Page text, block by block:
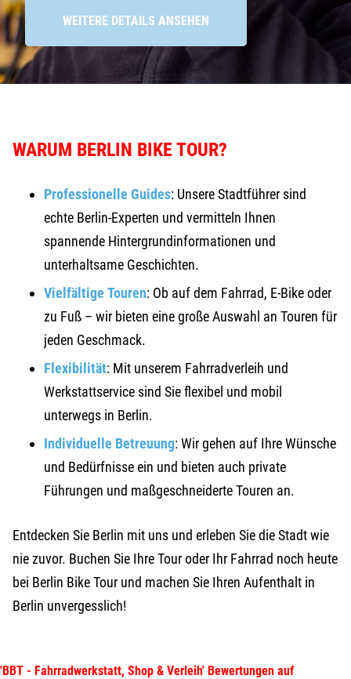
WEITERE DETAILS ANSEHEN
WARUM BERLIN BIKE TOUR?
Professionelle Guides: Unsere Stadtführer sind
echte Berlin-Experten und vermitteln Ihnen
spannende Hintergrundinformationen und
unterhaltsame Geschichten.
Vielfältige Touren: Ob auf dem Fahrrad, E-Bike oder
zu Fuß – wir bieten eine große Auswahl an Touren für
jeden Geschmack.
Flexibilität: Mit unserem Fahrradverleih und
Werkstattservice sind Sie flexibel und mobil
unterwegs in Berlin.
Individuelle Betreuung: Wir gehen auf Ihre Wünsche
und Bedürfnisse ein und bieten auch private
Führungen und maßgeschneiderte Touren an.
Entdecken Sie Berlin mit uns und erleben Sie die Stadt wie
nie zuvor. Buchen Sie Ihre Tour oder Ihr Fahrrad noch heute
bei Berlin Bike Tour und machen Sie Ihren Aufenthalt in
Berlin unvergesslich!
'BBT - Fahrradwerkstatt, Shop & Verleih' Bewertungen auf